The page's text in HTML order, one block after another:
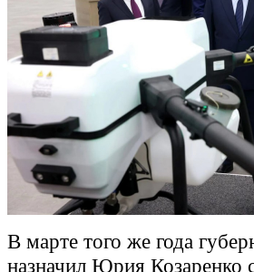
В марте того же года
назначил Юрия